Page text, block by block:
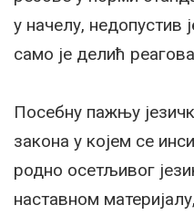
у начелу, недопустив
само је делић
Посебну пажњу
закона у којем се
родно осетљивог
наставном